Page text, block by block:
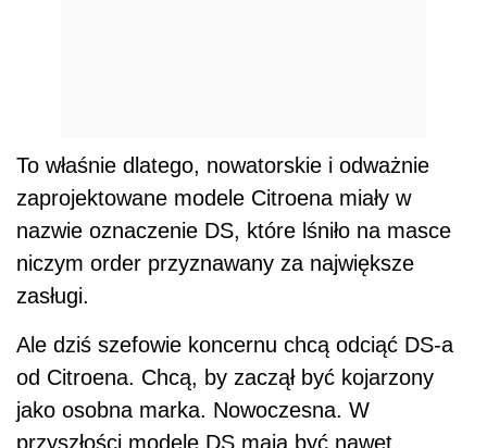
To właśnie dlatego, nowatorskie i odważnie
zaprojektowane modele Citroena miały w
nazwie oznaczenie DS, które lśniło na masce
niczym order przyznawany za największe
zasługi.
Ale dziś szefowie koncernu chcą odciąć DS-a
od Citroena. Chcą, by zaczął być kojarzony
jako osobna marka. Nowoczesna. W
przyszłości modele DS mają być nawet